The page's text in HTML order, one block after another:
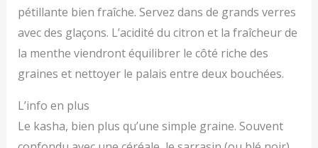
pétillante bien fraîche. Servez dans de grands verres
avec des glaçons. L’acidité du citron et la fraîcheur de
la menthe viendront équilibrer le côté riche des
graines et nettoyer le palais entre deux bouchées.
L’info en plus
Le kasha, bien plus qu’une simple graine. Souvent